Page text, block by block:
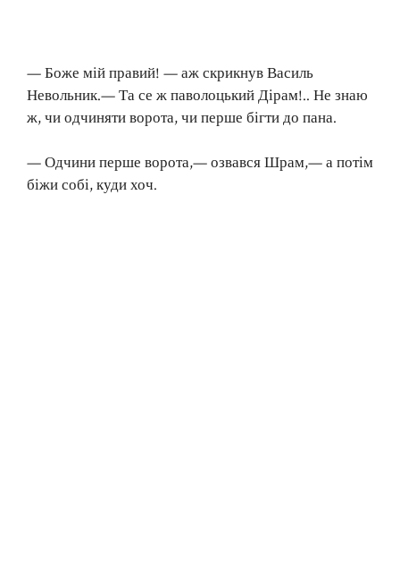
— Боже мій правий! — аж скрикнув Василь
Невольник.— Та се ж паволоцький Дірам!.. Не знаю
ж, чи одчиняти ворота, чи перше бігти до пана.
— Одчини перше ворота,— озвався Шрам,— а потім
біжи собі, куди хоч.